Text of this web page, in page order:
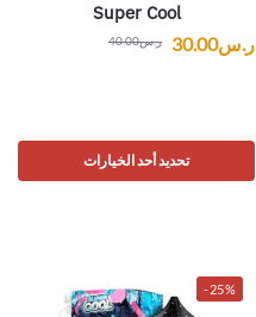
Super Cool
ر.س40.00 ر.س30.00
تحديد أحد الخيارات
-25%